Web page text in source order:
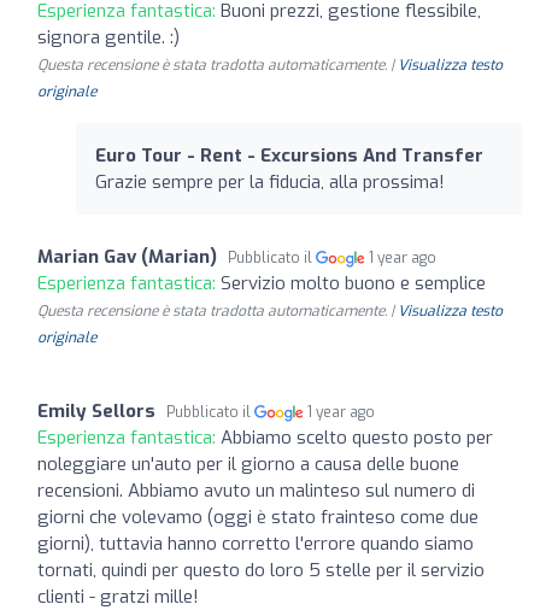
Esperienza fantastica: Buoni prezzi, gestione flessibile,
signora gentile. :)
Questa recensione è stata tradotta automaticamente. | Visualizza testo
originale
Euro Tour - Rent - Excursions And Transfer
Grazie sempre per la fiducia, alla prossima!
Marian Gav (Marian) Pubblicato il 1 year ago
Esperienza fantastica: Servizio molto buono e semplice
Questa recensione è stata tradotta automaticamente. | Visualizza testo
originale
Emily Sellors Pubblicato il 1 year ago
Esperienza fantastica: Abbiamo scelto questo posto per
noleggiare un'auto per il giorno a causa delle buone
recensioni. Abbiamo avuto un malinteso sul numero di
giorni che volevamo (oggi è stato frainteso come due
giorni), tuttavia hanno corretto l'errore quando siamo
tornati, quindi per questo do loro 5 stelle per il servizio
clienti - gratzi mille!